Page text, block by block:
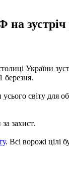
на
України
березня.
усього світу
захист.
. Всі ворожі цілі